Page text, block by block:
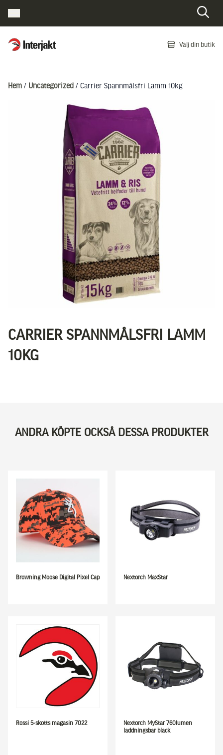
Interjakt SE Välj din butik
Hem / Uncategorized / Carrier Spannmålsfri Lamm 10kg
CARRIER SPANNMÅLSFRI LAMM
10KG
ANDRA KÖPTE OCKSÅ DESSA PRODUKTER
Browning Moose Digital Pixel Cap Nextorch MaxStar
Rossi 5-skotts magasin 7022
Nextorch MyStar 760lumen
laddningsbar black